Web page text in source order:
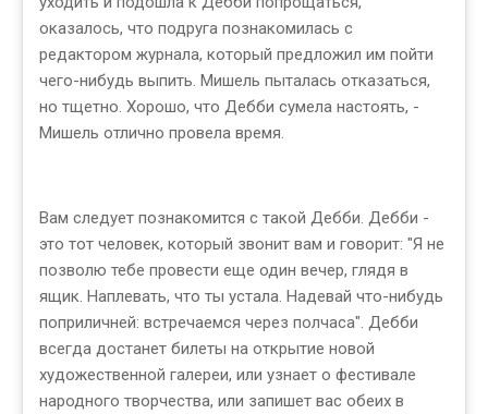
оказалось, что подруга познакомилась с
редактором журнала, который предложил им пойти
чего-нибудь выпить. Мишель пыталась отказаться,
но тщетно. Хорошо, что Дебби сумела настоять, -
Мишель отлично провела время.
Вам следует познакомится с такой Дебби. Дебби -
это тот человек, который звонит вам и говорит: "Я не
позволю тебе провести еще один вечер, глядя в
ящик. Наплевать, что ты устала. Надевай что-нибудь
поприличней: встречаемся через полчаса". Дебби
всегда достанет билеты на открытие новой
художественной галереи, или узнает о фестивале
народного творчества, или запишет вас обеих в